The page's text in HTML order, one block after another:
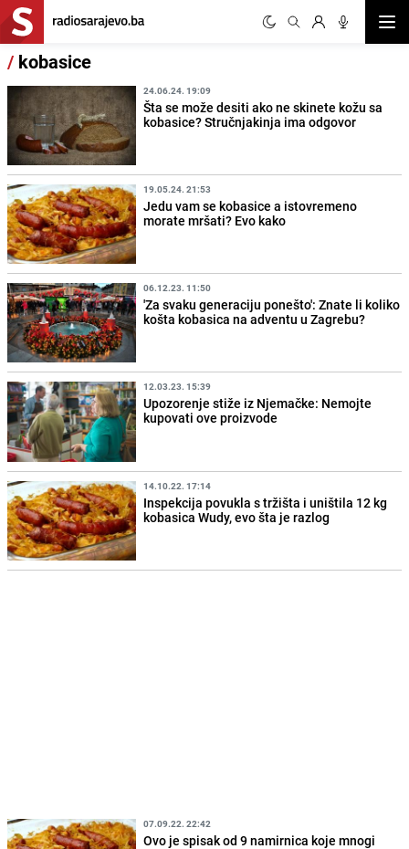
/ kobasice
24.06.24. 19:09
Šta se može desiti ako ne skinete kožu sa
kobasice? Stručnjakinja ima odgovor
19.05.24. 21:53
Jedu vam se kobasice a istovremeno
morate mršati? Evo kako
06.12.23. 11:50
'Za svaku generaciju ponešto': Znate li koliko
košta kobasica na adventu u Zagrebu?
12.03.23. 15:39
Upozorenje stiže iz Njemačke: Nemojte
kupovati ove proizvode
14.10.22. 17:14
Inspekcija povukla s tržišta i uništila 12 kg
kobasica Wudy, evo šta je razlog
07.09.22. 22:42
Ovo je spisak od 9 namirnica koje mnogi